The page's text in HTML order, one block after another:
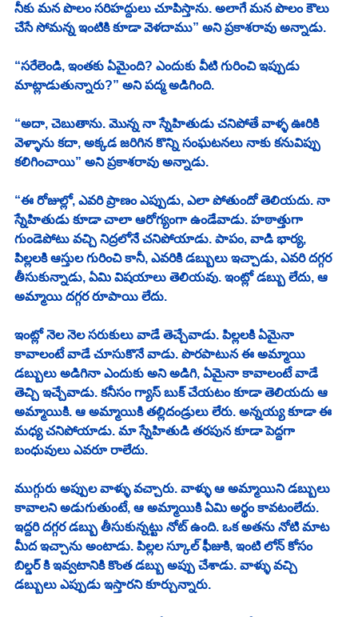
నీకు మన పొలం సరిహద్దులు చూపిస్తాను. అలాగే మన పొలం కౌలు
చేసే సోమన్న ఇంటికి కూడా వెళదాము” అని ప్రకాశరావు అన్నాడు.
“సరేలెండి, ఇంతకు ఏమైంది? ఎందుకు వీటి గురించి ఇప్పుడు
మాట్లాడుతున్నారు?” అని పద్మ అడిగింది.
“అదా, చెబుతాను. మొన్న నా స్నేహితుడు చనిపోతే వాళ్ళ ఊరికి
వెళ్ళాను కదా, అక్కడ జరిగిన కొన్ని సంఘటనలు నాకు కనువిప్పు
కలిగించాయి” అని ప్రకాశరావు అన్నాడు.
“ఈ రోజుల్లో, ఎవరి ప్రాణం ఎప్పుడు, ఎలా పోతుందో తెలియదు. నా
స్నేహితుడు కూడా చాలా ఆరోగ్యంగా ఉండేవాడు. హఠాత్తుగా
గుండెపోటు వచ్చి నిద్రలోనే చనిపోయాడు. పాపం, వాడి భార్య,
పిల్లలకి ఆస్తుల గురించి కానీ, ఎవరికి డబ్బులు ఇచ్చాడు, ఎవరి దగ్గర
తీసుకున్నాడు, ఏమి విషయాలు తెలియవు. ఇంట్లో డబ్బు లేదు, ఆ
అమ్మాయి దగ్గర రూపాయి లేదు.
ఇంట్లో నెల నెల సరుకులు వాడే తెచ్చేవాడు. పిల్లలకి ఏమైనా
కావాలంటే వాడే చూసుకొనే వాడు. పొరపాటున ఈ అమ్మాయి
డబ్బులు అడిగినా ఎందుకు అని అడిగి, ఏమైనా కావాలంటే వాడే
తెచ్చి ఇచ్చేవాడు. కనీసం గ్యాస్ బుక్ చేయటం కూడా తెలియదు ఆ
అమ్మాయికి. ఆ అమ్మాయికి తల్లిదండ్రులు లేరు. అన్నయ్య కూడా ఈ
మధ్య చనిపోయాడు. మా స్నేహితుడి తరపున కూడా పెద్దగా
బంధువులు ఎవరూ రాలేదు.
ముగ్గురు అప్పుల వాళ్ళు వచ్చారు. వాళ్ళు ఆ అమ్మాయిని డబ్బులు
కావాలని అడుగుతుంటే, ఆ అమ్మాయికి ఏమి అర్థం కావటంలేదు.
ఇద్దరి దగ్గర డబ్బు తీసుకున్నట్టు నోట్ ఉంది. ఒక అతను నోటి మాట
మీద ఇచ్చాను అంటాడు. పిల్లల స్కూల్ ఫీజుకి, ఇంటి లోన్ కోసం
బిల్డర్ కి ఇవ్వటానికి కొంత డబ్బు అప్పు చేశాడు. వాళ్ళు వచ్చి
డబ్బులు ఎప్పుడు ఇస్తారని కూర్చున్నారు.